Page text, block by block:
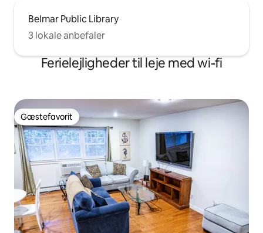
Belmar Public Library
3 lokale anbefaler
Ferielejligheder til leje med wi-fi
Gæstefavorit
Gæstefavorit